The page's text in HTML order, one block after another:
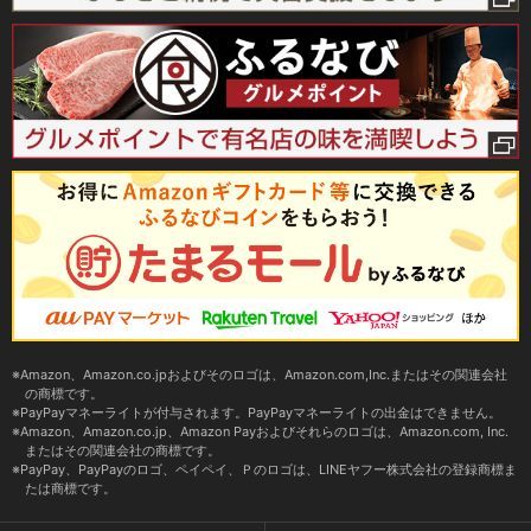
Amazon、Amazon.co.jpおよびそのロゴは、Amazon.com,Inc.またはその関連会社
の商標です。
PayPayマネーライトが付与されます。PayPayマネーライトの出金はできません。
Amazon、Amazon.co.jp、Amazon Payおよびそれらのロゴは、Amazon.com, Inc.
またはその関連会社の商標です。
PayPay、PayPayのロゴ、ペイペイ、Ｐのロゴは、LINEヤフー株式会社の登録商標ま
たは商標です。